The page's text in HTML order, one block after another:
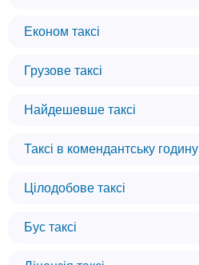
Економ таксі
Грузове таксі
Найдешевше таксі
Таксі в комендантську годину
Цілодобове таксі
Бус таксі